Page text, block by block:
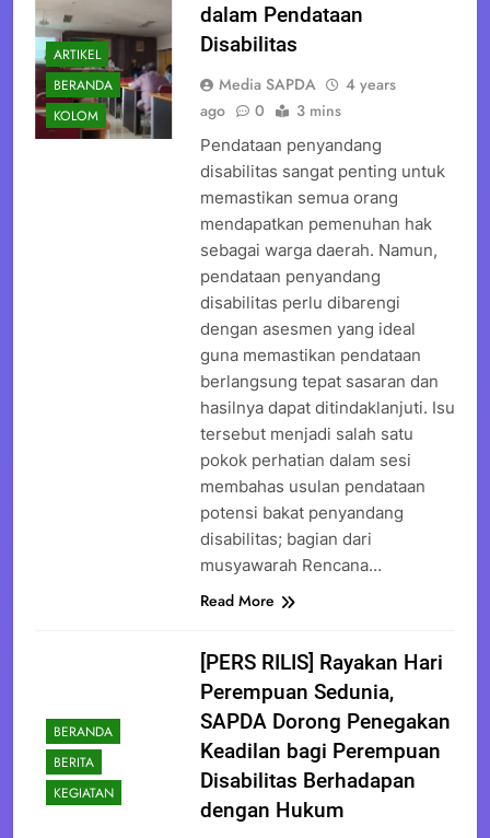
ARTIKEL
BERANDA
KOLOM
dalam Pendataan
Disabilitas
Media SAPDA
4 years
ago
0 3 mins
Pendataan penyandang
disabilitas sangat penting untuk
memastikan semua orang
mendapatkan pemenuhan hak
sebagai warga daerah. Namun,
pendataan penyandang
disabilitas perlu dibarengi
dengan asesmen yang ideal
guna memastikan pendataan
berlangsung tepat sasaran dan
hasilnya dapat ditindaklanjuti. Isu
tersebut menjadi salah satu
pokok perhatian dalam sesi
membahas usulan pendataan
potensi bakat penyandang
disabilitas; bagian dari
musyawarah Rencana…
Read More
BERANDA
BERITA
KEGIATAN
[PERS RILIS] Rayakan Hari
Perempuan Sedunia,
SAPDA Dorong Penegakan
Keadilan bagi Perempuan
Disabilitas Berhadapan
dengan Hukum